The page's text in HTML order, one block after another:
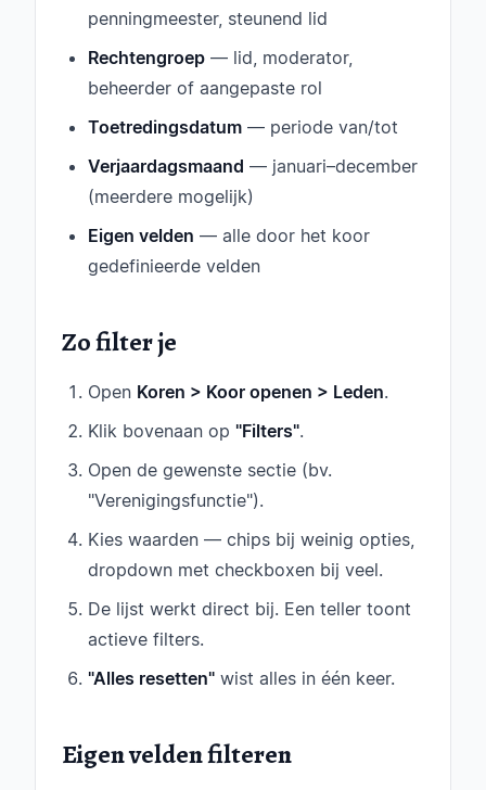
penningmeester, steunend lid
Rechtengroep — lid, moderator,
beheerder of aangepaste rol
Toetredingsdatum — periode van/tot
Verjaardagsmaand — januari–december
(meerdere mogelijk)
Eigen velden — alle door het koor
gedefinieerde velden
Zo filter je
Open Koren > Koor openen > Leden.
Klik bovenaan op "Filters".
Open de gewenste sectie (bv.
"Verenigingsfunctie").
Kies waarden — chips bij weinig opties,
dropdown met checkboxen bij veel.
De lijst werkt direct bij. Een teller toont
actieve filters.
"Alles resetten" wist alles in één keer.
Eigen velden filteren